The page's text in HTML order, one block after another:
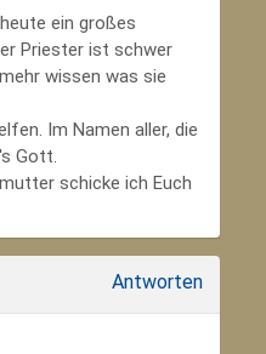
ein großes
Priester ist schwer
wissen was sie
Im Namen aller, die
Gott.
schicke ich Euch
Antworten